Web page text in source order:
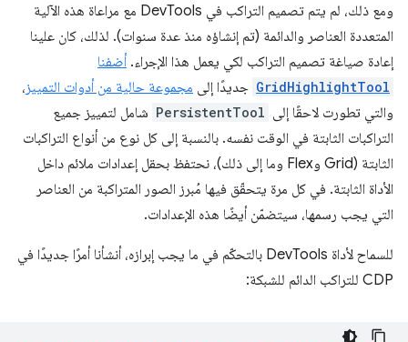
ومع ذلك، لم يتم تصميم التراكب في DevTools مع مراعاة هذه الآلية
المتعددة العناصر والدائمة (تم إنشاؤه منذ عدة سنوات). لذلك، كان علينا
إعادة صياغة تصميم التراكب لكي يعمل هذا الإجراء.أضفنا
GridHighlightTool جديدًا إلى مجموعة حالية من أدوات التمييز،
والتي تطورت لاحقًا إلى PersistentTool شامل لتمييز جميع
التراكبات الثابتة في الوقت نفسه. بالنسبة إلى كل نوع من أنواع التراكبات
الثابتة (Grid وFlex وما إلى ذلك)، نحتفظ بحقل إعدادات ملائم داخل
الأداة الثابتة. في كل مرة يتحقّق فيها مُبرز الصور المتراكبة من العناصر
التي يجب رسمها، سيتضمّن أيضًا هذه الإعدادات.
للسماح لأداة DevTools بالتحكّم في ما يجب إبرازه، أنشأنا أمرًا جديدًا في
CDP للتراكب الدائم للشبكة: